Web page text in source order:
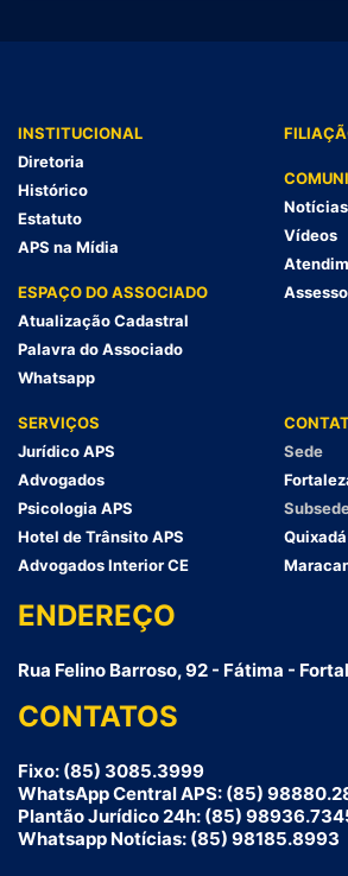
INSTITUCIONAL
Diretoria
Histórico
Estatuto
APS na Mídia
ESPAÇO DO ASSOCIADO
Atualização Cadastral
Palavra do Associado
Whatsapp
Notícias
Vídeos
SERVIÇOS
Jurídico APS
Advogados
Psicologia APS
Hotel de Trânsito APS
Advogados Interior CE
Sede
Quixadá
ENDEREÇO
Rua Felino Barroso, 92 - Fátima -
CONTATOS
Fixo: (85) 3085.3999
WhatsApp Central APS: (85)
Plantão Jurídico 24h: (85)
Whatsapp Notícias: (85) 98185.8993